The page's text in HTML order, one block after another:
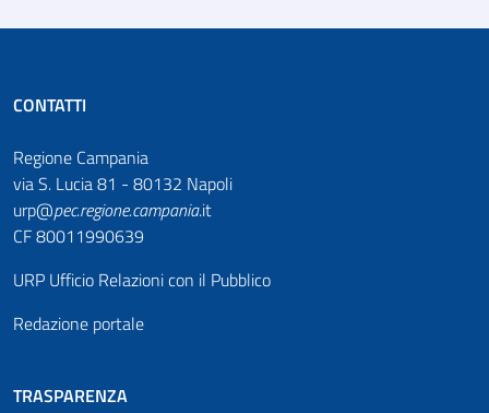
CONTATTI
Regione Campania
via S. Lucia 81 - 80132 Napoli
urp@pec.regione.campania.it
CF 80011990639
URP Ufficio Relazioni con il Pubblico
Redazione portale
TRASPARENZA